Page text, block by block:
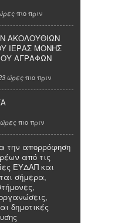
πιο πριν
ΑΚΟΛΟΥΘΙΩΝ
ΙΕΡΑΣ ΜΟΝΗΣ
ΑΓΡΑΦΩΝ
ώρες πιο πριν
πιο πριν
την απορρόφηση
από τις
ΕΥΔΑΠ και
σήμερα,
δημοτικές